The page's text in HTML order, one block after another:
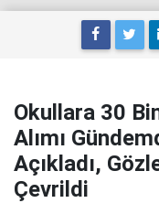
Okullara 30
Alımı
Açıkladı,
Çevrildi